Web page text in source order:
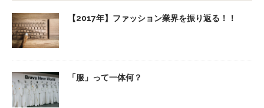
【2017年】ファッション業界を振り返る！！
「服」って一体何？